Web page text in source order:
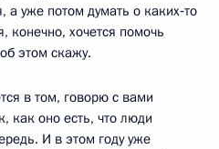
а уже потом думать о каких‑то
конечно, хочется помочь
этом скажу.
в том, говорю с вами
как оно есть, что люди
И в этом году уже